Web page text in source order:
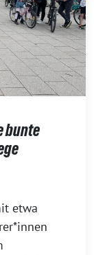
bunte
etwa